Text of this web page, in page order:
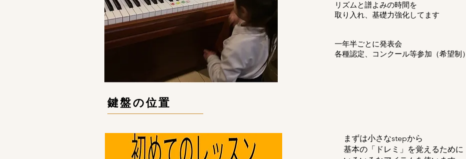
リズムと譜よみの時間を
取り入れ、基礎力強化してます
一年半ごとに発表会
各種認定、コンクール等参加（希望制）
鍵盤の位置
まずは小さなstepから
基本の「ドレミ」を覚えるために